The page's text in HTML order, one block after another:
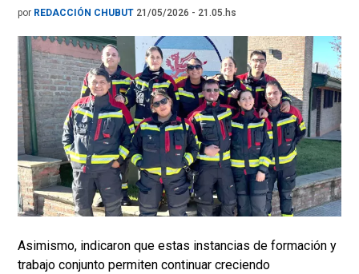
por REDACCIÓN CHUBUT 21/05/2026 - 21.05.hs
Asimismo, indicaron que estas instancias de formación y
trabajo conjunto permiten continuar creciendo